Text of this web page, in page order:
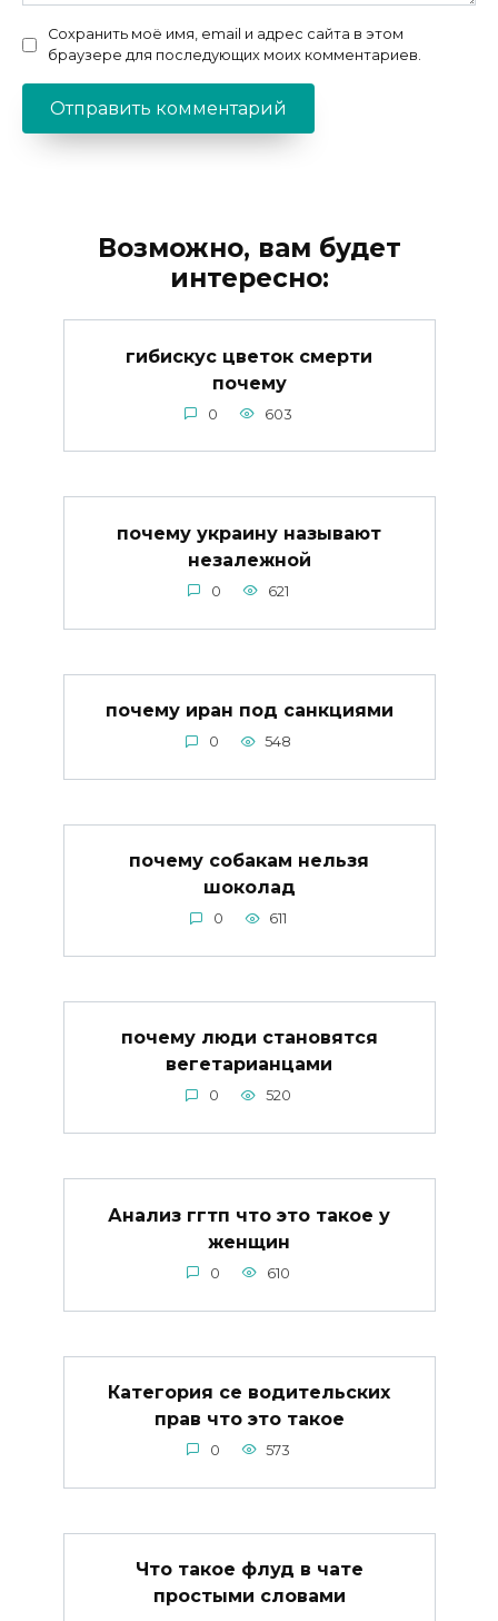
Сохранить моё имя, email и адрес сайта в этом
браузере для последующих моих комментариев.
Возможно, вам будет
интересно:
гибискус цветок смерти
почему
0 603
почему украину называют
незалежной
0 621
почему иран под санкциями
0 548
почему собакам нельзя
шоколад
0 611
почему люди становятся
вегетарианцами
0 520
Анализ ггтп что это такое у
женщин
0 610
Категория се водительских
прав что это такое
0 573
Что такое флуд в чате
простыми словами